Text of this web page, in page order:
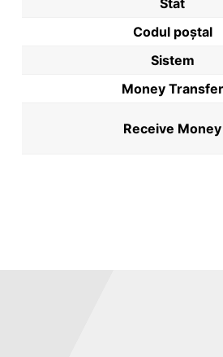
Stat
Codul poştal
Sistem
Money Transfer
Receive Money